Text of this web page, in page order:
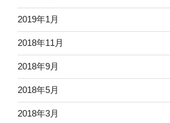
2019年1月
2018年11月
2018年9月
2018年5月
2018年3月